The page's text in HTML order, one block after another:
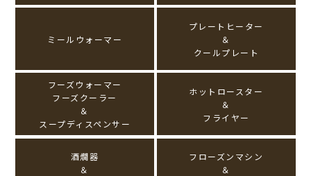
ミールウォーマー
プレートヒーター
＆
クールプレート
フーズウォーマー
フーズクーラー
＆
スープディスペンサー
ホットロースター
＆
フライヤー
酒燗器
＆
フローズンマシン
＆